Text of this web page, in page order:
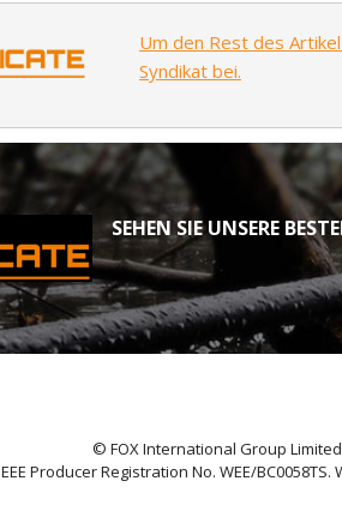
Um den Rest des
Syndikat bei.
SEHEN SIE UNSERE
© FOX International Group
EEE Producer Registration No. WEE/BC0058TS.